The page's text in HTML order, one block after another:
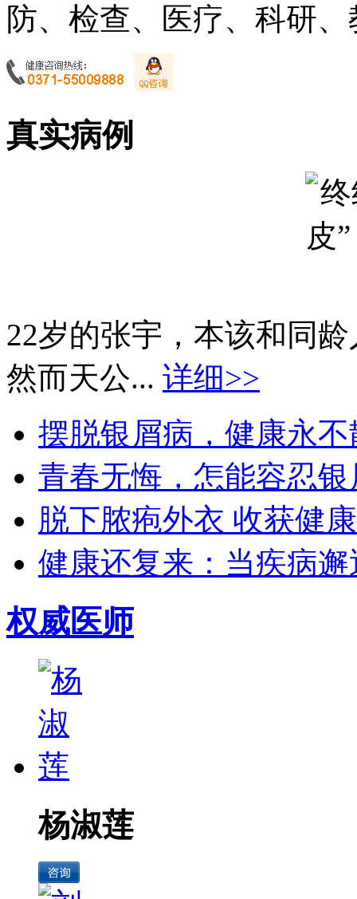
防、检查、医疗、科研
真实病例
22岁的张宇，本该和同
然而天公... 详细>>
摆脱银屑病，健康永不
青春无悔，怎能容忍
脱下脓疱外衣 收获健
健康还复来：当疾病
权威医师
杨淑莲